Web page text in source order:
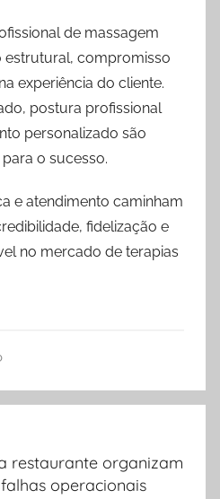
de massagem
estrutural, compromisso
experiência do cliente.
postura profissional
personalizado são
o sucesso.
e atendimento caminham
fidelização e
no mercado de terapias
restaurante organizam
operacionais